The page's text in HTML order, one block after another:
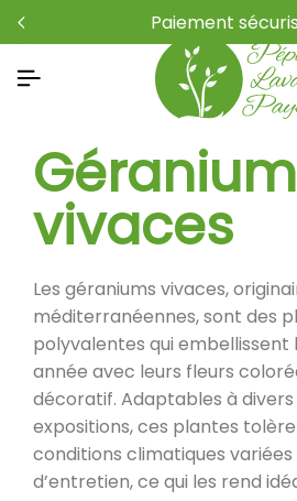
paiement
vivaces
Les géraniums vivaces,
méditerranéennes, sont des
polyvalentes qui embellissent
année avec leurs fleurs
décoratif. Adaptables à
expositions, ces plantes
conditions climatiques
d’entretien, ce qui les rend